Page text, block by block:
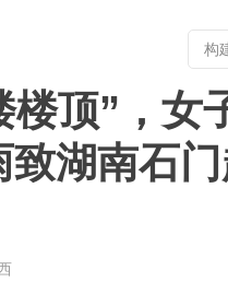
楼顶”，女
湖南石